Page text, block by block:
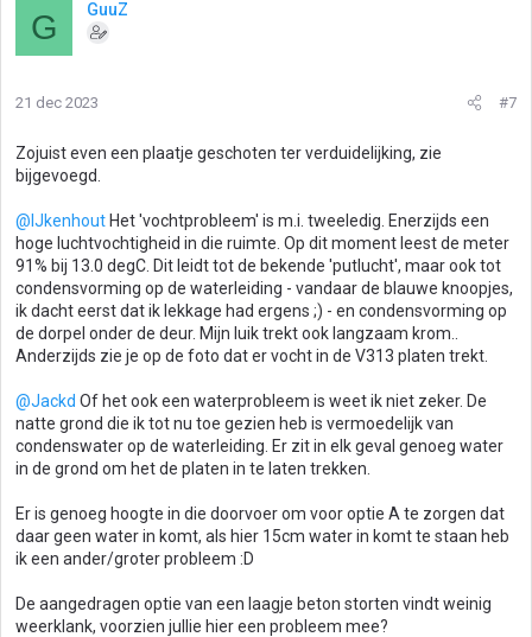
G GuuZ
21 dec 2023 #7
Zojuist even een plaatje geschoten ter verduidelijking, zie
bijgevoegd.
@IJkenhout Het 'vochtprobleem' is m.i. tweeledig. Enerzijds een
hoge luchtvochtigheid in die ruimte. Op dit moment leest de meter
91% bij 13.0 degC. Dit leidt tot de bekende 'putlucht', maar ook tot
condensvorming op de waterleiding - vandaar de blauwe knoopjes,
ik dacht eerst dat ik lekkage had ergens ;) - en condensvorming op
de dorpel onder de deur. Mijn luik trekt ook langzaam krom..
Anderzijds zie je op de foto dat er vocht in de V313 platen trekt.
@Jackd Of het ook een waterprobleem is weet ik niet zeker. De
natte grond die ik tot nu toe gezien heb is vermoedelijk van
condenswater op de waterleiding. Er zit in elk geval genoeg water
in de grond om het de platen in te laten trekken.
Er is genoeg hoogte in die doorvoer om voor optie A te zorgen dat
daar geen water in komt, als hier 15cm water in komt te staan heb
ik een ander/groter probleem :D
De aangedragen optie van een laagje beton storten vindt weinig
weerklank, voorzien jullie hier een probleem mee?